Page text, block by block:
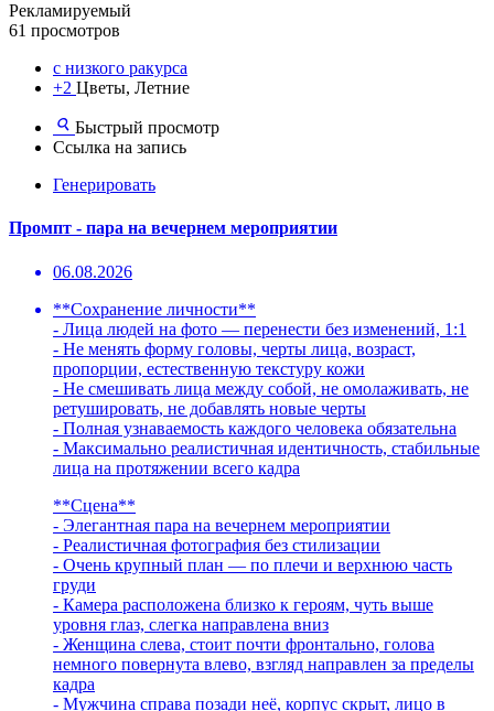
Рекламируемый
61 просмотров
с низкого ракурса
+2 Цветы, Летние
Быстрый просмотр
Ссылка на запись
Генерировать
Промпт - пара на вечернем мероприятии
06.08.2026
**Сохранение личности**
- Лица людей на фото — перенести без изменений, 1:1
- Не менять форму головы, черты лица, возраст,
пропорции, естественную текстуру кожи
- Не смешивать лица между собой, не омолаживать, не
ретушировать, не добавлять новые черты
- Полная узнаваемость каждого человека обязательна
- Максимально реалистичная идентичность, стабильные
лица на протяжении всего кадра
**Сцена**
- Элегантная пара на вечернем мероприятии
- Реалистичная фотография без стилизации
- Очень крупный план — по плечи и верхнюю часть
груди
- Камера расположена близко к героям, чуть выше
уровня глаз, слегка направлена вниз
- Женщина слева, стоит почти фронтально, голова
немного повернута влево, взгляд направлен за пределы
кадра
- Мужчина справа позади неё, корпус скрыт, лицо в